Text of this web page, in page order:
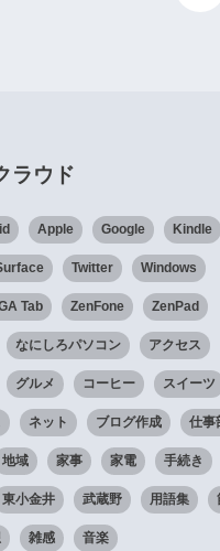
ラウド
Apple Google Kindle
Twitter Windows
Tab ZenFone ZenPad
なにしろパソコン アクセス
グルメ コーヒー スイーツ
ネット ブログ作成 仕事
地域 家事 家電 手続き
東小金井 武蔵野 用語集
雑感 音楽